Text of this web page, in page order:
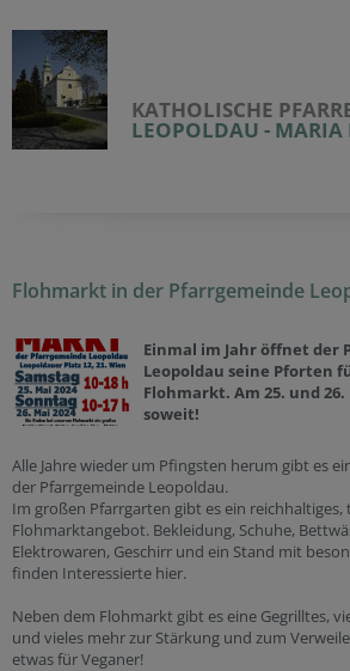
KATHOLISCHE
LEOPOLDAU - MARIA
Flohmarkt in der Pfarrgemeinde
Einmal im Jahr öffnet der
Leopoldau seine Pforten
Flohmarkt. Am 25. und
soweit!
Alle Jahre wieder um Pfingsten herum gibt es
der Pfarrgemeinde Leopoldau.
Im großen Pfarrgarten gibt es ein reichhaltiges,
Flohmarktangebot. Bekleidung, Schuhe,
Elektrowaren, Geschirr und ein Stand mit
finden Interessierte hier.
Neben dem Flohmarkt gibt es eine Gegrilltes,
und vieles mehr zur Stärkung und zum
etwas für Veganer!